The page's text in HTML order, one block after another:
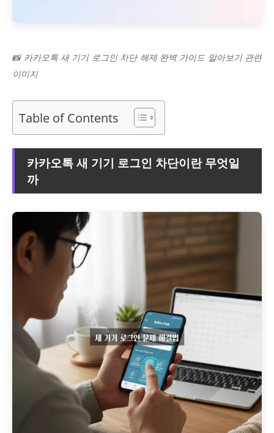
📸 카카오톡 새 기기 로그인 차단 해제 완벽 가이드 알아보기 관련
이미지
Table of Contents
카카오톡 새 기기 로그인 차단이란 무엇일
까